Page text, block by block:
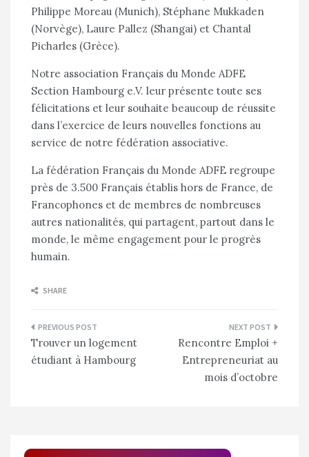
Philippe Moreau (Munich), Stéphane Mukkaden
(Norvège), Laure Pallez (Shangai) et Chantal
Picharles (Grèce).
Notre association Français du Monde ADFE
Section Hambourg e.V. leur présente toute ses
félicitations et leur souhaite beaucoup de réussite
dans l’exercice de leurs nouvelles fonctions au
service de notre fédération associative.
La fédération Français du Monde ADFE regroupe
près de 3.500 Français établis hors de France, de
Francophones et de membres de nombreuses
autres nationalités, qui partagent, partout dans le
monde, le même engagement pour le progrès
humain.
SHARE
Navigation
de
Trouver un logement
étudiant à Hambourg
Rencontre Emploi +
Entrepreneuriat au
mois d’octobre